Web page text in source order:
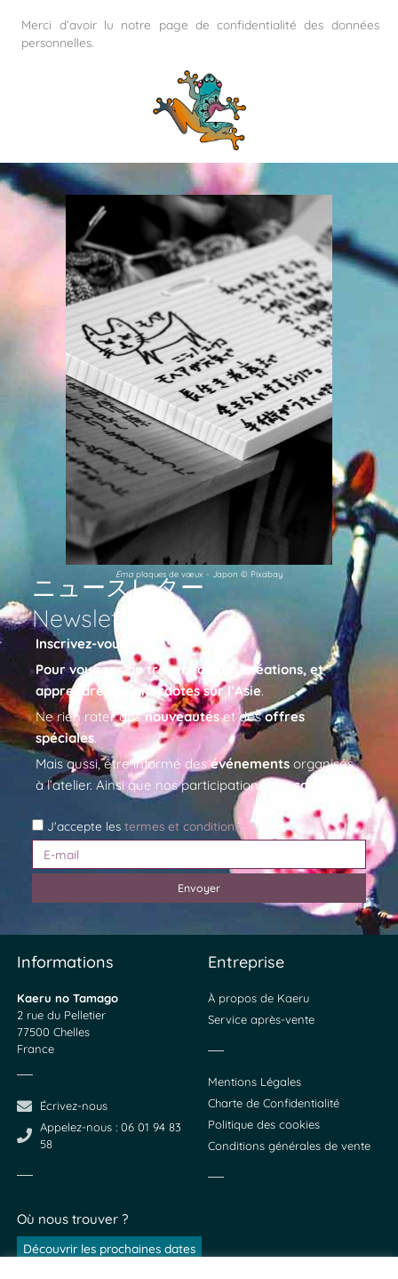
Merci d’avoir lu notre page de confidentialité des données
personnelles.
Ema plaques de vœux - Japon © Pixabay
ニュースレター
Newsletter
Inscrivez-vous !
Pour voyager au travers de nos créations, et
apprendre des anecdotes sur l’Asie.
Ne rien rater desnouveautéset desoffres
spéciales.
Mais aussi, être informé desévénementsorganisés
à l’atelier. Ainsi que nos participations auxsalons
J'accepte les termes et conditions
mail
Envoyer
Informations
Kaeru no Tamago
2 rue du Pelletier
77500 Chelles
France
Écrivez-nous
Appelez-nous : 06 01 94 83
58
Entreprise
À propos de Kaeru
Service après-vente
Mentions Légales
Charte de Confidentialité
Politique des cookies
Conditions générales de vente
Où nous trouver ?
Découvrir les prochaines dates